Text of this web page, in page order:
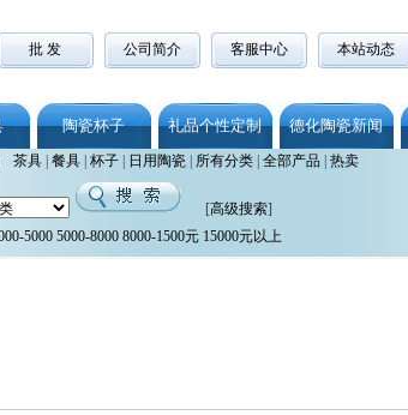
批 发 公司简介 客服中心 本站动态
陶瓷杯子 礼品个性定制 德化陶瓷新闻
茶具| 餐具| 杯子| 日用陶瓷| 所有分类| 全部产品| 热卖
[高级搜索]
5000 5000-8000 8000-1500元 15000元以上